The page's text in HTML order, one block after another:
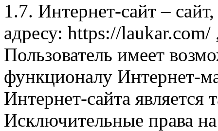
1.7. Интернет-сайт –
адресу: https://laukar.com/
Пользователь имеет
функционалу Интернет-
Интернет-сайта
Исключительные права